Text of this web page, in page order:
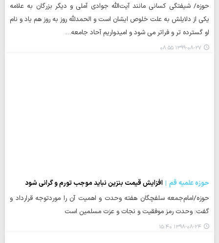
حوزه/ شیفتگی کسانی مانند آیت‌الله جوادی آملی و دیگر بزرگان به علامه
یکی از دلایلش به علت خلوص ایشان است و الحمدلله روز به روز هم یاد و نام
او گسترده تر و فراتر می شود و امیدواریم آحاد جامعه…
۱۳۹۹-۰۸-۲۷ ۰۸:۵۵
حوزه علمیه قم
افزایش قیمت بنزین نباید موجب تورم و گرانی شود
حوزه/امام‌جمعه سلفچگان هفته وحدت و اهمیت آن را موردتوجه قرارداد و
گفت: وحدت رمز موفقیت و نجات و عزت مسلمین است
۱۳۹۸-۰۸-۲۴ ۱۵:۴۰